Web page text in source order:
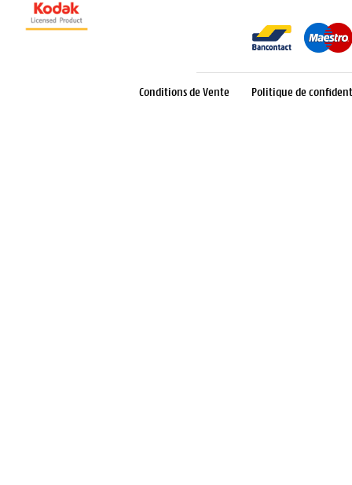
Conditions de Vente Politique de